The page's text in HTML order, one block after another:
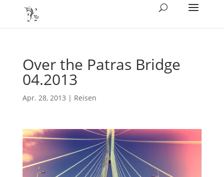
Over the Patras Bridge
04.2013
Apr. 28, 2013 | Reisen